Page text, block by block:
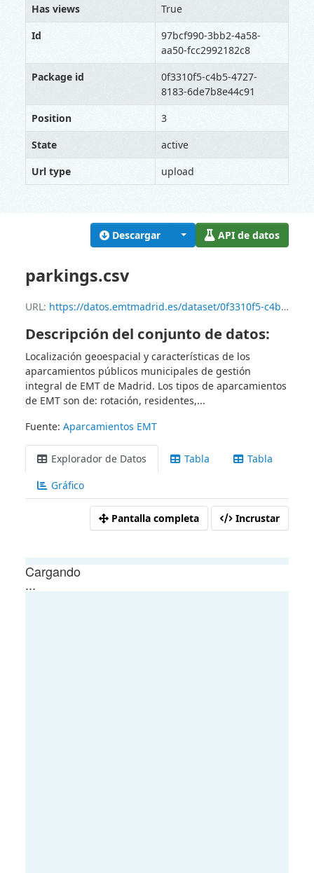
Descargar API de datos
parkings.csv
URL: https://datos.emtmadrid.es/dataset/0f3310f5-c4b5-4727-8183-6de7b8e44c91/resource/97bcf990-3bb2-4a58-aa50-fcc2992182c8/download/parkings.csv
Descripción del conjunto de datos:
Localización geoespacial y características de los
aparcamientos públicos municipales de gestión
integral de EMT de Madrid. Los tipos de aparcamientos
de EMT son de: rotación, residentes,...
Fuente: Aparcamientos EMT
Explorador de Datos Tabla
Tabla
Gráfico
Pantalla completa Incrustar
Has views
True
Id
97bcf990-3bb2-4a58-
aa50-fcc2992182c8
Package id
0f3310f5-c4b5-4727-
8183-6de7b8e44c91
Position
3
State
active
Url type
upload